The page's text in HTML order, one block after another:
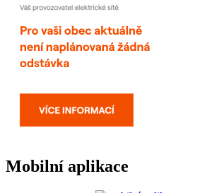
Mobilní aplikace